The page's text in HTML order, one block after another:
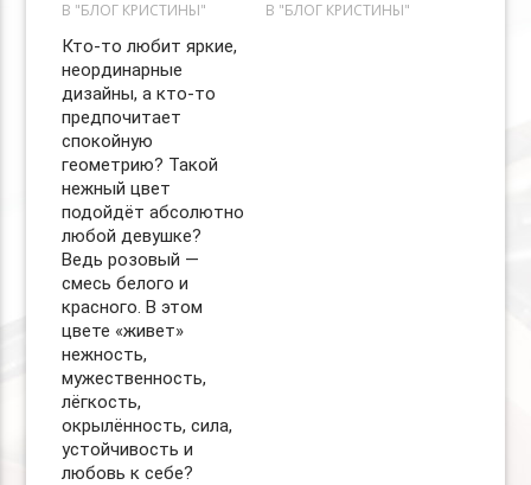
В "БЛОГ КРИСТИНЫ" В "БЛОГ КРИСТИНЫ"
Кто-то любит яркие,
неординарные
дизайны, а кто-то
предпочитает
спокойную
геометрию? Такой
нежный цвет
подойдёт абсолютно
любой девушке?
Ведь розовый —
смесь белого и
красного. В этом
цвете «живет»
нежность,
мужественность,
лёгкость,
окрылённость, сила,
устойчивость и
любовь к себе?